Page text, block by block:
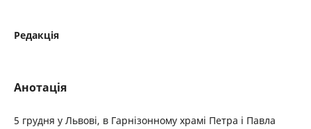
Редакція
Анотація
5 грудня у Львові, в Гарнізонному храмі Петра і Павла